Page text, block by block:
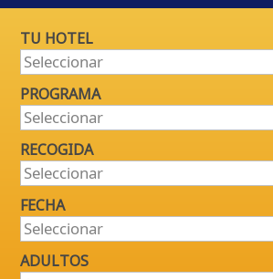
TU HOTEL
PROGRAMA
RECOGIDA
FECHA
ADULTOS